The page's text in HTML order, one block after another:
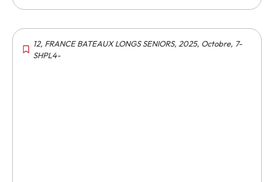
12, FRANCE BATEAUX LONGS SENIORS, 2025, Octobre, 7-
SHPL4-